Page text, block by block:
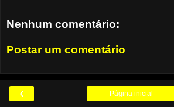
Nenhum comentário:
Postar um comentário
‹ Página inicial